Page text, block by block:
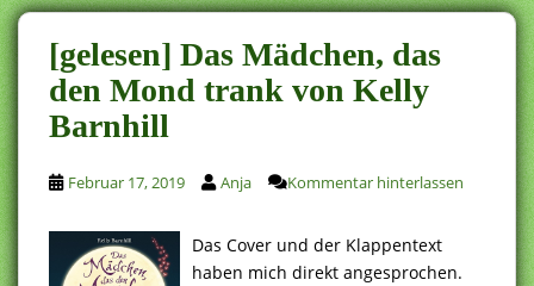
o
n
t
e
n
t
[gelesen] Das Mädchen, das
den Mond trank von Kelly
Barnhill
Februar 17, 2019 Anja Kommentar hinterlassen
Das Cover und der Klappentext
haben mich direkt angesprochen.